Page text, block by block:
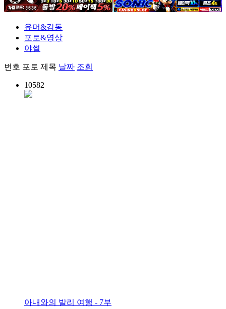
유머&감동
포토&영상
야썰
번호 포토 제목 날짜 조회
10582
아내와의 발리 여행 - 7부